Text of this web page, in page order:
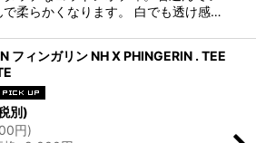
で柔らかくなります。 白でも透け感…
フィンガリン NH X PHINGERIN . TEE
別)
円)